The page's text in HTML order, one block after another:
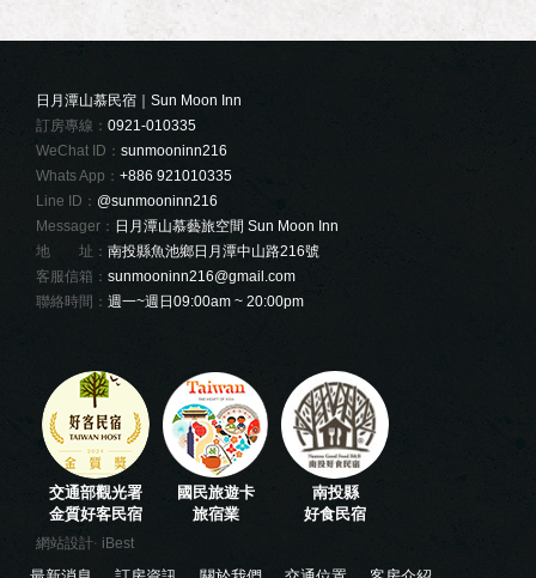
日月潭山慕民宿｜Sun Moon Inn
訂房專線： 0921-010335
WeChat ID： sunmooninn216
Whats App： +886 921010335
Line ID： @sunmooninn216
Messager： 日月潭山慕藝旅空間 Sun Moon Inn
地 址： 南投縣魚池鄉日月潭中山路216號
客服信箱： sunmooninn216@gmail.com
聯絡時間： 週一~週日09:00am ~ 20:00pm
交通部觀光署
金質好客民宿
國民旅遊卡
旅宿業
南投縣
好食民宿
網站設計‧ iBest